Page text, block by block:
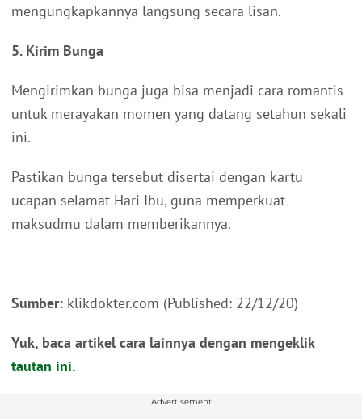
mengungkapkannya langsung secara lisan.
5. Kirim Bunga
Mengirimkan bunga juga bisa menjadi cara romantis
untuk merayakan momen yang datang setahun sekali
ini.
Pastikan bunga tersebut disertai dengan kartu
ucapan selamat Hari Ibu, guna memperkuat
maksudmu dalam memberikannya.
Sumber: klikdokter.com (Published: 22/12/20)
Yuk, baca artikel cara lainnya dengan mengeklik
tautan ini.
Advertisement